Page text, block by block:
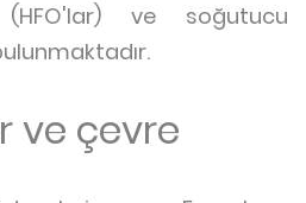
(HFO'lar) ve soğutucu
ve çevre